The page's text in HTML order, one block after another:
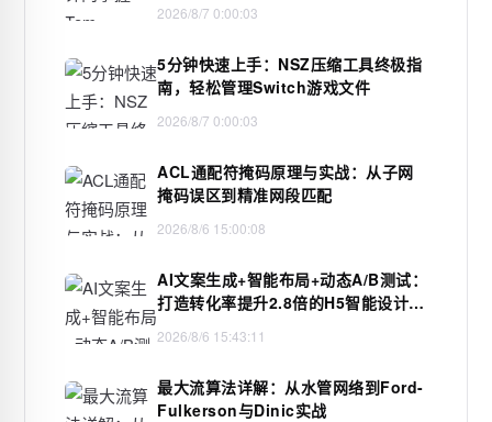
2026/8/7 0:00:03
5分钟快速上手：NSZ压缩工具终极指
南，轻松管理Switch游戏文件
2026/8/7 0:00:03
ACL通配符掩码原理与实战：从子网
掩码误区到精准网段匹配
2026/8/6 15:00:08
AI文案生成+智能布局+动态A/B测试：
打造转化率提升2.8倍的H5智能设计闭
2026/8/6 15:43:11
最大流算法详解：从水管网络到Ford-
Fulkerson与Dinic实战